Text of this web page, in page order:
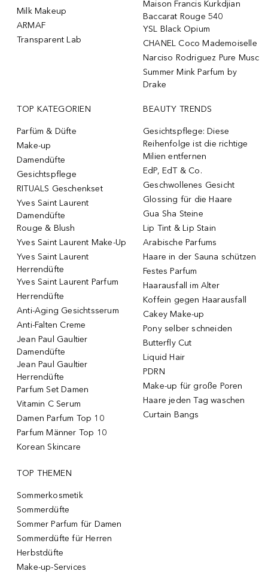
Milk Makeup
ARMAF
Transparent Lab
Maison Francis Kurkdjian
Baccarat Rouge 540
YSL Black Opium
CHANEL Coco Mademoiselle
Narciso Rodriguez Pure Musc
Summer Mink Parfum by
Drake
TOP KATEGORIEN
Parfüm & Düfte
Make-up
Damendüfte
Gesichtspflege
RITUALS Geschenkset
Yves Saint Laurent
Damendüfte
Rouge & Blush
Yves Saint Laurent Make-Up
Yves Saint Laurent
Herrendüfte
Yves Saint Laurent Parfum
Herrendüfte
Anti-Aging Gesichtsserum
Anti-Falten Creme
Jean Paul Gaultier
Damendüfte
Jean Paul Gaultier
Herrendüfte
Parfum Set Damen
Vitamin C Serum
Damen Parfum Top 10
Parfum Männer Top 10
Korean Skincare
BEAUTY TRENDS
Gesichtspflege: Diese
Reihenfolge ist die richtige
Milien entfernen
EdP, EdT & Co.
Geschwollenes Gesicht
Glossing für die Haare
Gua Sha Steine
Lip Tint & Lip Stain
Arabische Parfums
Haare in der Sauna schützen
Festes Parfum
Haarausfall im Alter
Koffein gegen Haarausfall
Cakey Make-up
Pony selber schneiden
Butterfly Cut
Liquid Hair
PDRN
Make-up für große Poren
Haare jeden Tag waschen
Curtain Bangs
TOP THEMEN
Sommerkosmetik
Sommerdüfte
Sommer Parfum für Damen
Sommerdüfte für Herren
Herbstdüfte
Make-up-Services